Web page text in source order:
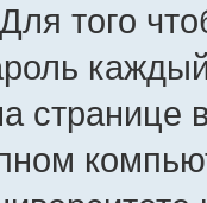
того